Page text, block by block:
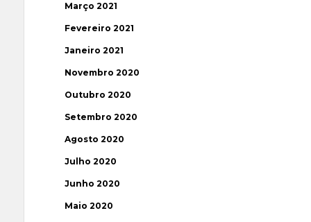
Março 2021
Fevereiro 2021
Janeiro 2021
Novembro 2020
Outubro 2020
Setembro 2020
Agosto 2020
Julho 2020
Junho 2020
Maio 2020